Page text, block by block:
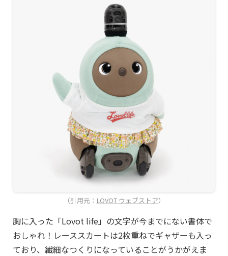
（引用元： LOVOT ウェブストア）
胸に入った「Lovot life」の文字が今までにない書体で
おしゃれ！レーススカートは2枚重ねでギャザーも入っ
ており、繊細なつくりになっていることがうかがえま